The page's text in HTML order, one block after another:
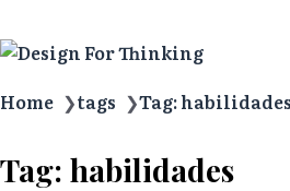
Home ❯tags ❯Tag: habilidades
Tag: habilidades